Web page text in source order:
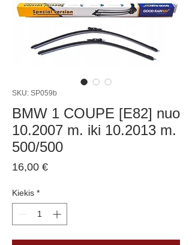
SKU: SP059b
BMW 1 COUPE [E82] nuo
10.2007 m. iki 10.2013 m.
500/500
16,00 €Price
Kiekis *